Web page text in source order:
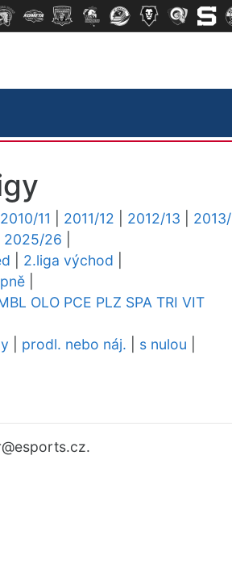
2010/11 2011/12 2012/13
2025/26
2.liga východ
OLO PCE PLZ SPA TRI VIT
prodl. nebo náj. s nulou
@esports.cz.